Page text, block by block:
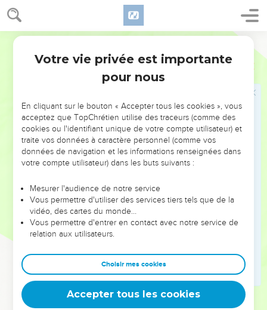
Lévitique 2
l'Eternel.
Et ce qui restera du gâteau sera pour Aaron et ses fils ;
c'est une chose très-sainte, d'entre les offrandes faites par
feu à l'Eternel.
Quelque gâteau que vous offriez à l'Eternel, il ne sera
point fait avec du levain ; car vous ne ferez point fumer de
levain, ni de miel, dans aucune offrande faite par feu à
l'Eternel.
Vous pourrez bien les offrir à l'Eternel dans l'offrande des
prémices, [mais] ils ne seront point mis sur l'autel pour être
[une oblation] de bonne odeur.
ne laisseras point manquer sur ton gâteau le sel de l'alliance
de ton Dieu ; mais dans toutes tes oblations tu offriras du sel.
Et si tu offres à l'Eternel le gâteau des premiers fruits, tu
offriras, pour le gâteau de tes premiers fruits, des épis qui
commencent à mûrir, rôtis au feu, [savoir] les grains de
quelques épis bien grenés, broyés entre les mains.
Puis tu mettras de l'huile sur le gâteau, et tu mettras aussi
de l'encens par dessus ; c'est une offrande de gâteau.
Votre vie privée est importante
pour nous
En cliquant sur le bouton « Accepter tous les cookies », vous
acceptez que TopChrétien utilise des traceurs (comme des
cookies ou l'identifiant unique de votre compte utilisateur) et
traite vos données à caractère personnel (comme vos
données de navigation et les informations renseignées dans
votre compte utilisateur) dans les buts suivants :
Mesurer l'audience de notre service
Vous permettre d'utiliser des services tiers tels que de la
vidéo, des cartes du monde…
Vous permettre d'entrer en contact avec notre service de
relation aux utilisateurs.
Choisir mes cookies
Accepter tous les cookies